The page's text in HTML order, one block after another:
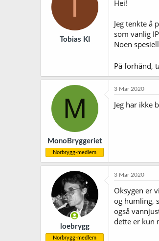
T
Tobias KI
Hei!
Jeg tenkte å
som vanlig
Noen
På forhånd,
M
MonoBryggeriet
Norbrygg-medlem
3 Mar 2020
Jeg har ikke
loebrygg
Norbrygg-medlem
3 Mar 2020
Oksygen er
og humling,
også
dette er kun